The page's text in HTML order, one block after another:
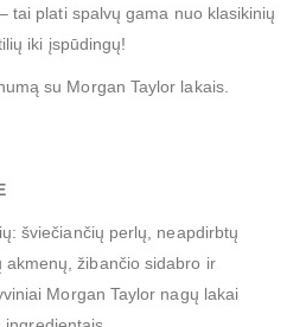
tai plati spalvų gama nuo klasikinių
iki įspūdingų!
su Morgan Taylor lakais.
šviečiančių perlų, neapdirbtų
žibančio sidabro ir
Morgan Taylor nagų lakai